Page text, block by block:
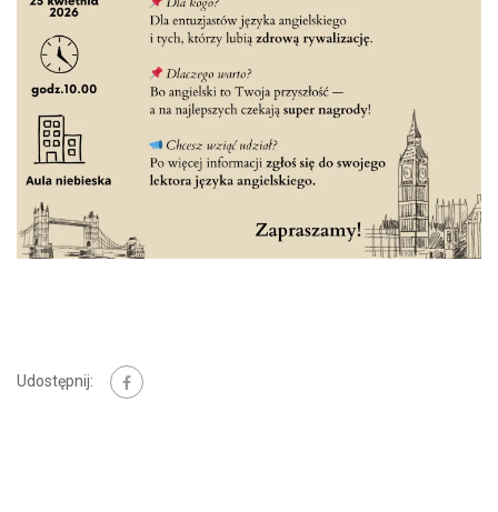
Udostępnij: